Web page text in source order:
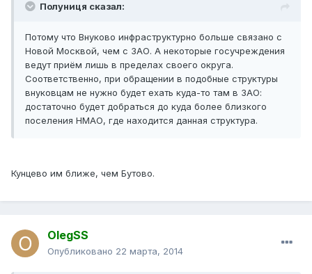
Полуниця сказал:
Потому что Внуково инфраструктурно больше связано с
Новой Москвой, чем с ЗАО. А некоторые госучреждения
ведут приём лишь в пределах своего округа.
Соответственно, при обращении в подобные структуры
внуковцам не нужно будет ехать куда-то там в ЗАО:
достаточно будет добраться до куда более близкого
поселения НМАО, где находится данная структура.
Кунцево им ближе, чем Бутово.
OlegSS
Опубликовано 22 марта, 2014